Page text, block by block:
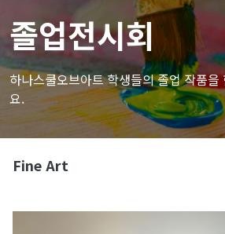
졸업전시회
하나스쿨오브아트 학생들의 졸업 작품
요.
Fine Art